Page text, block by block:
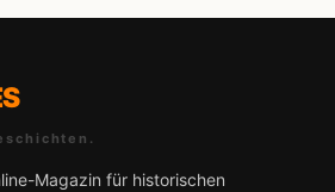
Magazin für historischen